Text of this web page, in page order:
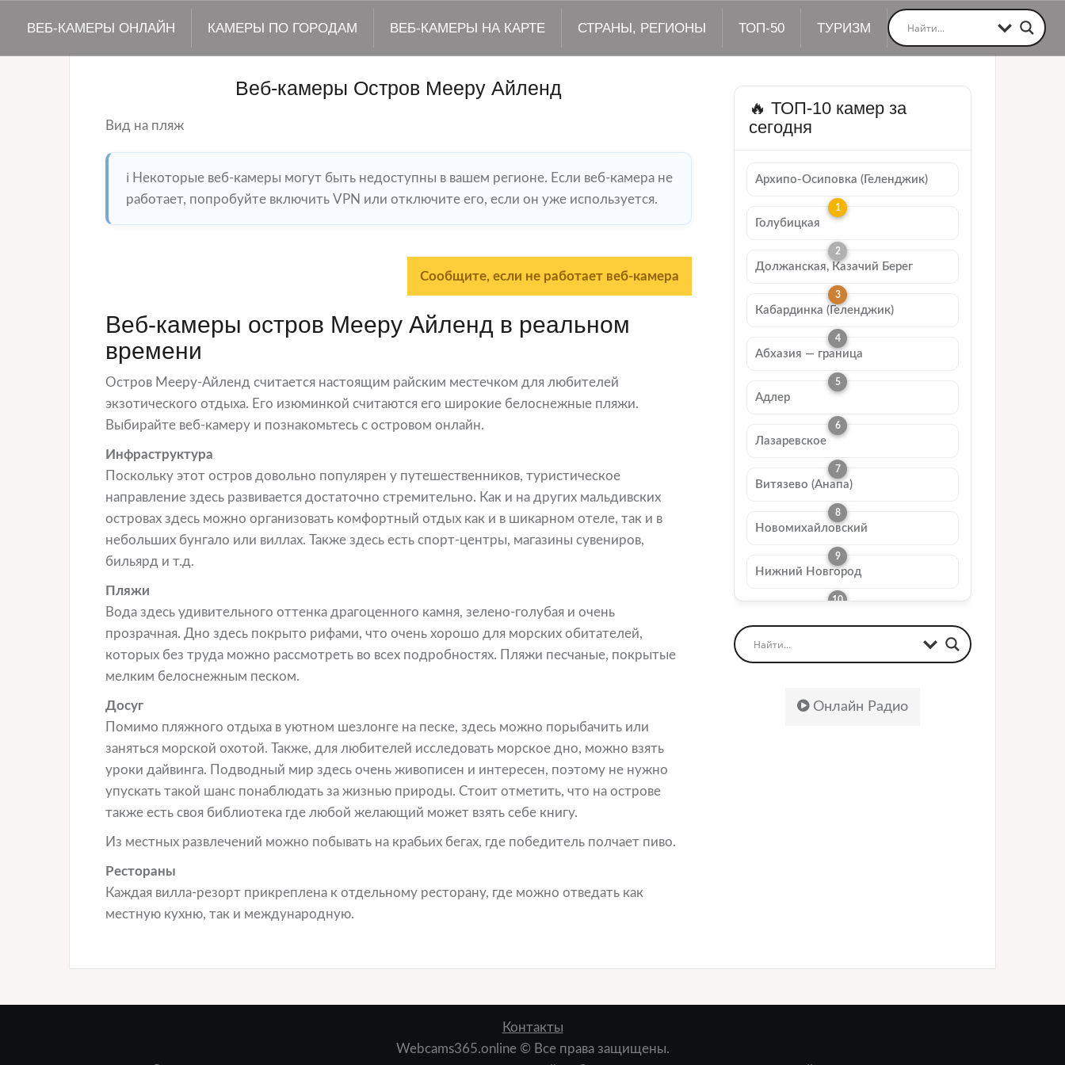
ВЕБ-КАМЕРЫ ОНЛАЙН КАМЕРЫ ПО ГОРОДАМ ВЕБ-КАМЕРЫ НА КАРТЕ СТРАНЫ, РЕГИОНЫ ТОП-50 ТУРИЗМ
Веб-камеры Остров Мееру Айленд
Вид на пляж
ℹ️ Некоторые веб-камеры могут быть недоступны в вашем регионе. Если веб-камера не
работает, попробуйте включить VPN или отключите его, если он уже используется.
Сообщите, если не работает веб-камера
Веб-камеры остров Мееру Айленд в реальном
времени
Остров Мееру-Айленд считается настоящим райским местечком для любителей
экзотического отдыха. Его изюминкой считаются его широкие белоснежные пляжи.
Выбирайте веб-камеру и познакомьтесь с островом онлайн.
Инфраструктура
Поскольку этот остров довольно популярен у путешественников, туристическое
направление здесь развивается достаточно стремительно. Как и на других мальдивских
островах здесь можно организовать комфортный отдых как и в шикарном отеле, так и в
небольших бунгало или виллах. Также здесь есть спорт-центры, магазины сувениров,
бильярд и т.д.
Пляжи
Вода здесь удивительного оттенка драгоценного камня, зелено-голубая и очень
прозрачная. Дно здесь покрыто рифами, что очень хорошо для морских обитателей,
которых без труда можно рассмотреть во всех подробностях. Пляжи песчаные, покрытые
мелким белоснежным песком.
Досуг
Помимо пляжного отдыха в уютном шезлонге на песке, здесь можно порыбачить или
заняться морской охотой. Также, для любителей исследовать морское дно, можно взять
уроки дайвинга. Подводный мир здесь очень живописен и интересен, поэтому не нужно
упускать такой шанс понаблюдать за жизнью природы. Стоит отметить, что на острове
также есть своя библиотека где любой желающий может взять себе книгу.
Из местных развлечений можно побывать на крабьих бегах, где победитель полчает пиво.
Рестораны
Каждая вилла-резорт прикреплена к отдельному ресторану, где можно отведать как
местную кухню, так и международную.
🔥 ТОП-10 камер за
сегодня
Архипо-Осиповка (Геленджик)
Голубицкая
Должанская, Казачий Берег
Кабардинка (Геленджик)
Абхазия — граница
Адлер
Лазаревское
Витязево (Анапа)
Новомихайловский
Нижний Новгород
Онлайн Радио
Контакты
Webcams365.online © Все права защищены.